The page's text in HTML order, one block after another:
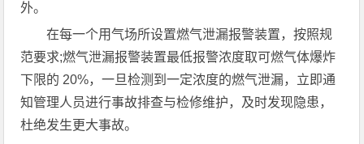
外。
在每一个用气场所设置燃气泄漏报警装置，按照规
范要求;燃气泄漏报警装置最低报警浓度取可燃气体爆炸
下限的 20%，一旦检测到一定浓度的燃气泄漏，立即通
知管理人员进行事故排查与检修维护，及时发现隐患，
杜绝发生更大事故。